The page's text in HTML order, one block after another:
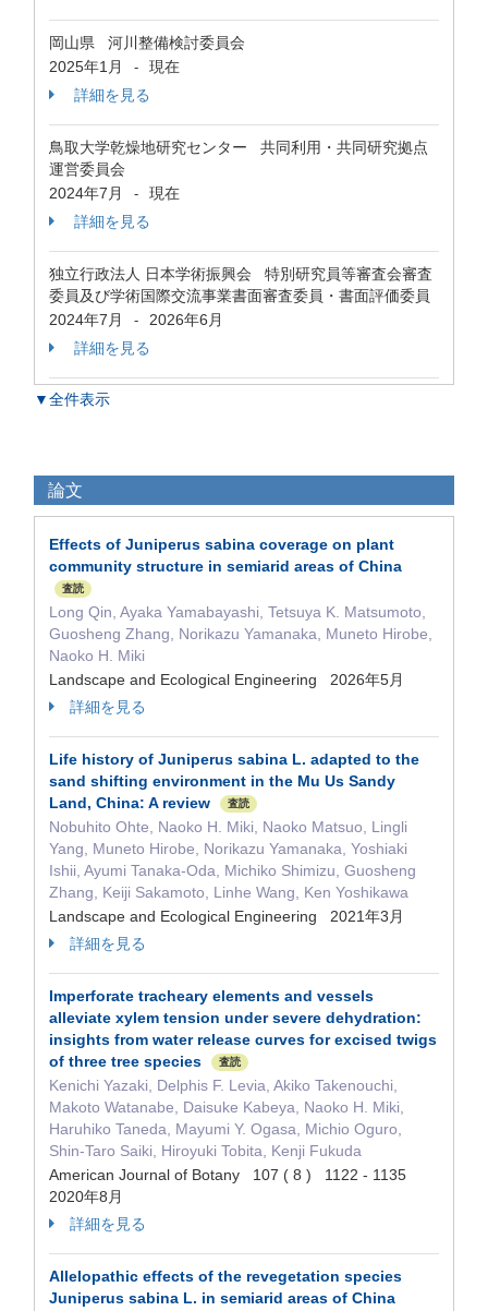
岡山県 河川整備検討委員会
2025年1月
-
現在
詳細を見る
鳥取大学乾燥地研究センター 共同利用・共同研究拠点
運営委員会
2024年7月
-
現在
詳細を見る
独立行政法人 日本学術振興会 特別研究員等審査会審査
委員及び学術国際交流事業書面審査委員・書面評価委員
2024年7月
-
2026年6月
詳細を見る
▼全件表示
論文
Effects of Juniperus sabina coverage on plant
community structure in semiarid areas of China
査読
Long Qin, Ayaka Yamabayashi, Tetsuya K. Matsumoto,
Guosheng Zhang, Norikazu Yamanaka, Muneto Hirobe,
Naoko H. Miki
Landscape and Ecological Engineering 2026年5月
詳細を見る
Life history of Juniperus sabina L. adapted to the
sand shifting environment in the Mu Us Sandy
Land, China: A review
査読
Nobuhito Ohte, Naoko H. Miki, Naoko Matsuo, Lingli
Yang, Muneto Hirobe, Norikazu Yamanaka, Yoshiaki
Ishii, Ayumi Tanaka-Oda, Michiko Shimizu, Guosheng
Zhang, Keiji Sakamoto, Linhe Wang, Ken Yoshikawa
Landscape and Ecological Engineering 2021年3月
詳細を見る
Imperforate tracheary elements and vessels
alleviate xylem tension under severe dehydration:
insights from water release curves for excised twigs
of three tree species
査読
Kenichi Yazaki, Delphis F. Levia, Akiko Takenouchi,
Makoto Watanabe, Daisuke Kabeya, Naoko H. Miki,
Haruhiko Taneda, Mayumi Y. Ogasa, Michio Oguro,
Shin‐Taro Saiki, Hiroyuki Tobita, Kenji Fukuda
American Journal of Botany 107 ( 8 ) 1122 - 1135
2020年8月
詳細を見る
Allelopathic effects of the revegetation species
Juniperus sabina L. in semiarid areas of China